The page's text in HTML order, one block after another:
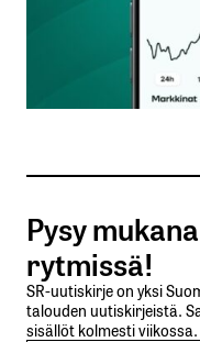
Nimesi tai
Tilaa
Lähetä
Pysy
rytmissä!
SR-uutiskirje on yksi
talouden uutiskirjeistä.
sisällöt kolmesti viikossa.